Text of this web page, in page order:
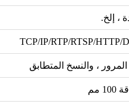
، إلخ.
TCP/IP/RTP/RTSP/HTTP/
، والنسخ المتطابق
مم